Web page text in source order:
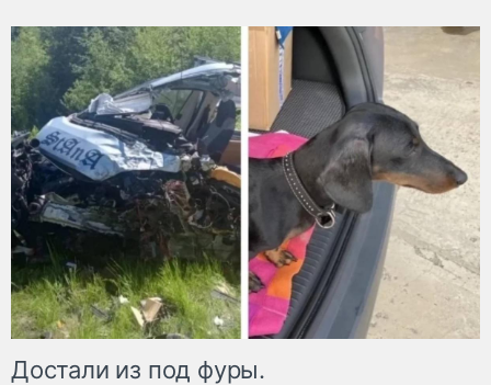
Достали из под фуры.